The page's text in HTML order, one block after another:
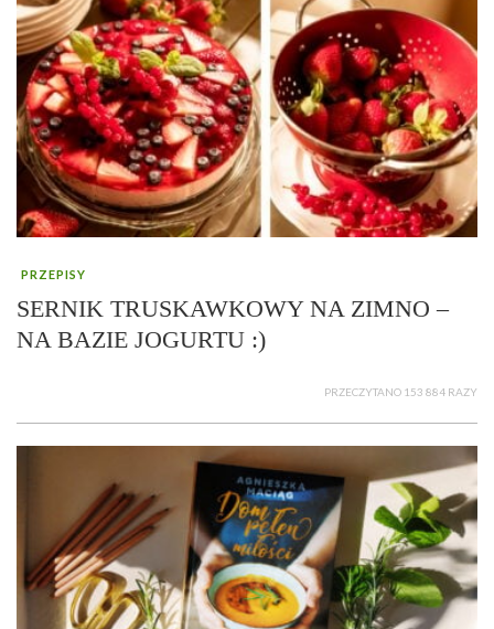
PRZEPISY
SERNIK TRUSKAWKOWY NA ZIMNO –
NA BAZIE JOGURTU :)
PRZECZYTANO 153 884 RAZY